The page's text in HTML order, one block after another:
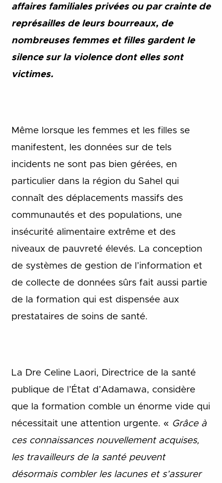
affaires familiales privées ou par crainte de
représailles de leurs bourreaux, de
nombreuses femmes et filles gardent le
silence sur la violence dont elles sont
victimes.
Même lorsque les femmes et les filles se
manifestent, les données sur de tels
incidents ne sont pas bien gérées, en
particulier dans la région du Sahel qui
connaît des déplacements massifs des
communautés et des populations, une
insécurité alimentaire extrême et des
niveaux de pauvreté élevés. La conception
de systèmes de gestion de l’information et
de collecte de données sûrs fait aussi partie
de la formation qui est dispensée aux
prestataires de soins de santé.
La Dre Celine Laori, Directrice de la santé
publique de l’État d’Adamawa, considère
que la formation comble un énorme vide qui
nécessitait une attention urgente. « Grâce à
ces connaissances nouvellement acquises,
les travailleurs de la santé peuvent
désormais combler les lacunes et s’assurer